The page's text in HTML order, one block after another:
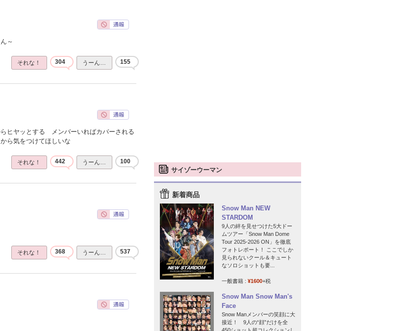
～
それな！ 304 うーん… 155
ヒヤッとする メンバーいればカバーされる
ら気をつけてほしいな
それな！ 442 うーん… 100
それな！ 368 うーん… 537
サイゾーウーマン
新着商品
Snow Man NEW
STARDOM
9人の絆を見せつけた5大ドー
ムツアー「Snow Man Dome
Tour 2025-2026 ON」を徹底
フォトレポート！ ここでしか
見られないクール＆キュート
なソロショットも要...
一般書籍 : ¥1600+税
Snow Man Snow Man's
Face
Snow Manメンバーの笑顔に大
接近！ 9人の“顔”だけを全